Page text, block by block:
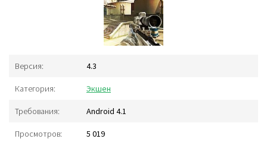
Версия: 4.3
Категория: Экшен
Требования: Android 4.1
Просмотров: 5 019